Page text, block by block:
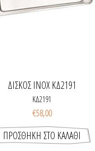
ΔΙΣΚΟΣ INOX ΚΔ2191
ΚΔ2191
€58,00